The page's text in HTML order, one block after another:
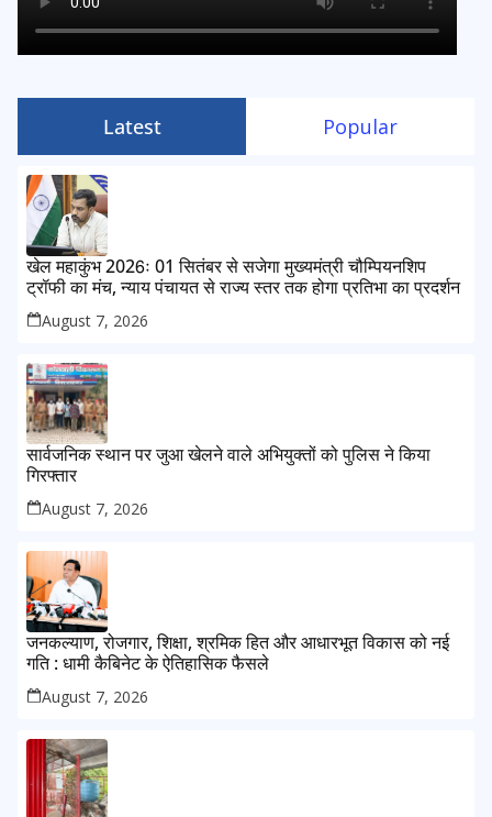
Latest Popular
खेल महाकुंभ 2026ः 01 सितंबर से सजेगा मुख्यमंत्री चौम्पियनशिप
ट्रॉफी का मंच, न्याय पंचायत से राज्य स्तर तक होगा प्रतिभा का प्रदर्शन
August 7, 2026
सार्वजनिक स्थान पर जुआ खेलने वाले अभियुक्तों को पुलिस ने किया
गिरफ्तार
August 7, 2026
जनकल्याण, रोजगार, शिक्षा, श्रमिक हित और आधारभूत विकास को नई
गति : धामी कैबिनेट के ऐतिहासिक फैसले
August 7, 2026